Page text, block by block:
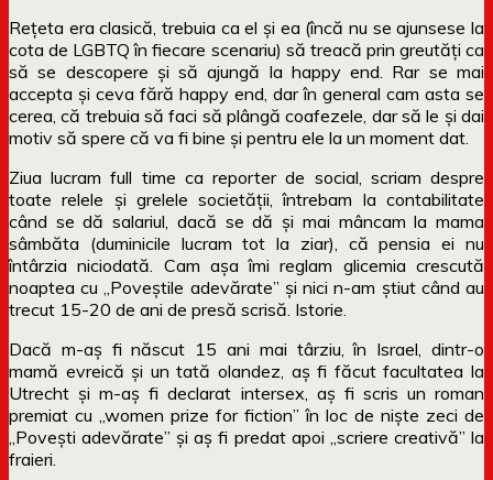
Rețeta era clasică, trebuia ca el și ea (încă nu se ajunsese la
cota de LGBTQ în fiecare scenariu) să treacă prin greutăți ca
să se descopere și să ajungă la happy end. Rar se mai
accepta și ceva fără happy end, dar în general cam asta se
cerea, că trebuia să faci să plângă coafezele, dar să le și dai
motiv să spere că va fi bine și pentru ele la un moment dat.
Ziua lucram full time ca reporter de social, scriam despre
toate relele și grelele societății, întrebam la contabilitate
când se dă salariul, dacă se dă și mai mâncam la mama
sâmbăta (duminicile lucram tot la ziar), că pensia ei nu
întârzia niciodată. Cam așa îmi reglam glicemia crescută
noaptea cu „Poveștile adevărate” și nici n-am știut când au
trecut 15-20 de ani de presă scrisă. Istorie.
Dacă m-aș fi născut 15 ani mai târziu, în Israel, dintr-o
mamă evreică și un tată olandez, aș fi făcut facultatea la
Utrecht și m-aș fi declarat intersex, aș fi scris un roman
premiat cu „women prize for fiction” în loc de niște zeci de
„Povești adevărate” și aș fi predat apoi „scriere creativă” la
fraieri.